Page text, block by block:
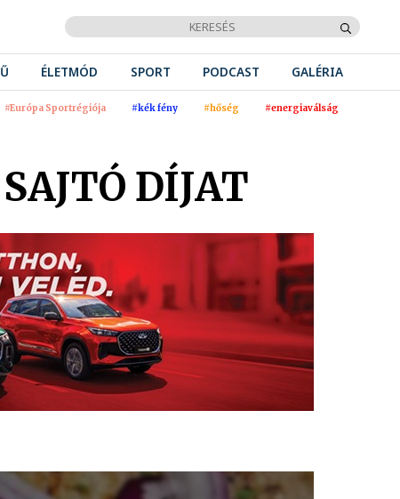
ÉLETMÓD SPORT PODCAST GALÉRIA
#Európa Sportrégiója #kék fény #hőség #energiaválság
DÍJAT